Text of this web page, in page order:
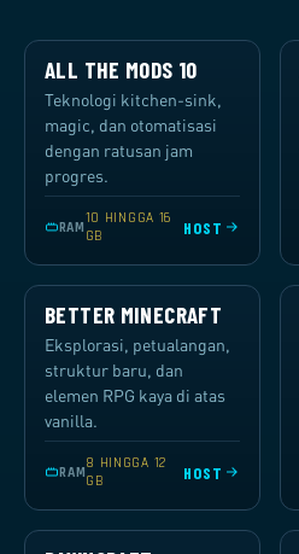
ALL THE MODS 10
Teknologi kitchen-sink,
magic, dan otomatisasi
dengan ratusan jam
progres.
RAM10 HINGGA 16
GB
HOST
BETTER MINECRAFT
Eksplorasi, petualangan,
struktur baru, dan
elemen RPG kaya di atas
vanilla.
RAM8 HINGGA 12
GB
HOST